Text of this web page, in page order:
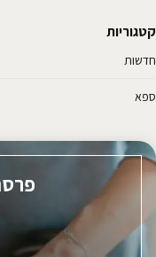
קטגוריות
חדשות
ספא